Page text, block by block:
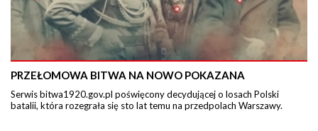
PRZEŁOMOWA BITWA NA NOWO POKAZANA
Serwis bitwa1920.gov.pl poświęcony decydującej o losach Polski
batalii, która rozegrała się sto lat temu na przedpolach Warszawy.